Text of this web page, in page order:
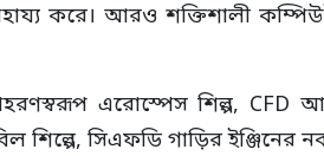
করে। আরও শক্তিশালী
এরোস্পেসশিল্প, CFD
শিল্পে, সিএফডি গাড়ির ইঞ্জিনের